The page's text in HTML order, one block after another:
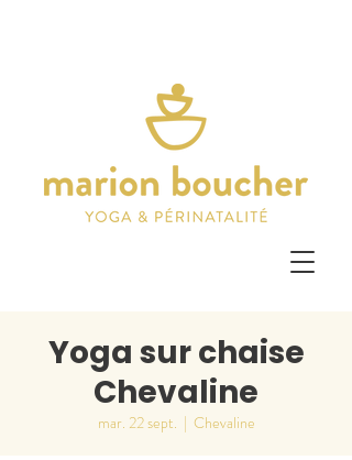
Yoga sur chaise
Chevaline
mar. 22 sept.
  |
Chevaline